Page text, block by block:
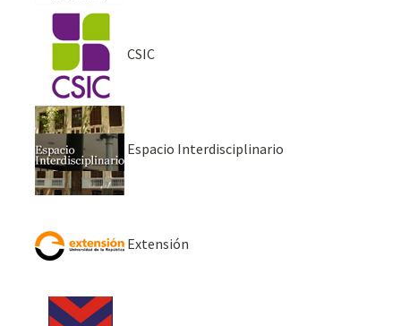
CSIC
Espacio Interdisciplinario
Extensión